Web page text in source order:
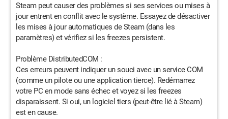
Steam peut causer des problèmes si ses services ou mises à
jour entrent en conflit avec le système. Essayez de désactiver
les mises à jour automatiques de Steam (dans les
paramètres) et vérifiez si les freezes persistent.
Problème DistributedCOM :
Ces erreurs peuvent indiquer un souci avec un service COM
(comme un pilote ou une application tierce). Redémarrez
votre PC en mode sans échec et voyez si les freezes
disparaissent. Si oui, un logiciel tiers (peut-être lié à Steam)
est en cause.